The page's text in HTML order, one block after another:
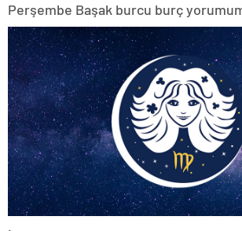
Perşembe Başak burcu burç